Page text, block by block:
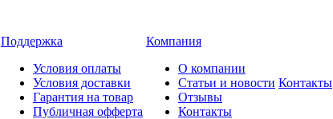
Поддержка
Условия оплаты
Условия доставки
Гарантия на товар
Публичная офферта
Компания
О компании
Статьи и новости
Отзывы
Контакты
Контакты